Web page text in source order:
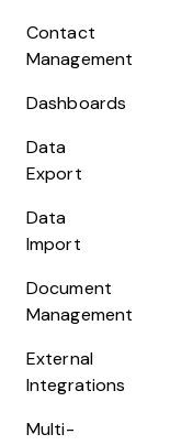
Contact
Management
Dashboards
Data
Export
Data
Import
Document
Management
External
Integrations
Multi-